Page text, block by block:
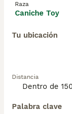
Raza
Caniche Toy
Tu ubicación
Distancia
Palabra clave